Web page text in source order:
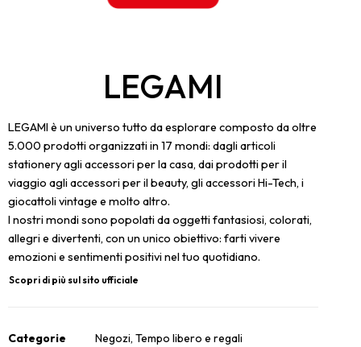
LEGAMI
LEGAMI è un universo tutto da esplorare composto da oltre
5.000 prodotti organizzati in 17 mondi: dagli articoli
stationery agli accessori per la casa, dai prodotti per il
viaggio agli accessori per il beauty, gli accessori Hi-Tech, i
giocattoli vintage e molto altro.
I nostri mondi sono popolati da oggetti fantasiosi, colorati,
allegri e divertenti, con un unico obiettivo: farti vivere
emozioni e sentimenti positivi nel tuo quotidiano.
Scopri di più sul sito ufficiale
Categorie Negozi, Tempo libero e regali